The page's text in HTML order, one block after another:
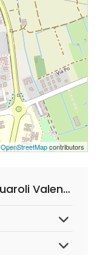
OpenStreetMapcontributors
Domande Frequenti su Singuaroli Valentino